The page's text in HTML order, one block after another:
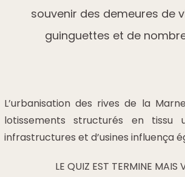
souvenir des demeures de
guinguettes et de
L’urbanisation des rives de la
lotissements structurés en tissu
infrastructures et d’usines influença
LE QUIZ EST TERMINE MAIS